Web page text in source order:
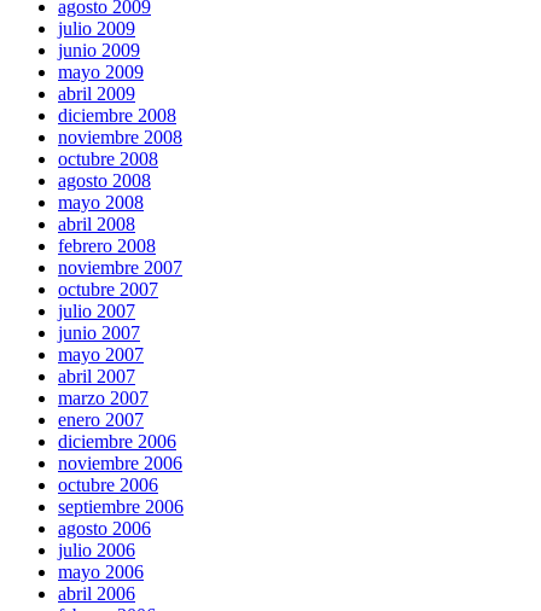
agosto 2009
julio 2009
junio 2009
mayo 2009
abril 2009
diciembre 2008
noviembre 2008
octubre 2008
agosto 2008
mayo 2008
abril 2008
febrero 2008
noviembre 2007
octubre 2007
julio 2007
junio 2007
mayo 2007
abril 2007
marzo 2007
enero 2007
diciembre 2006
noviembre 2006
octubre 2006
septiembre 2006
agosto 2006
julio 2006
mayo 2006
abril 2006